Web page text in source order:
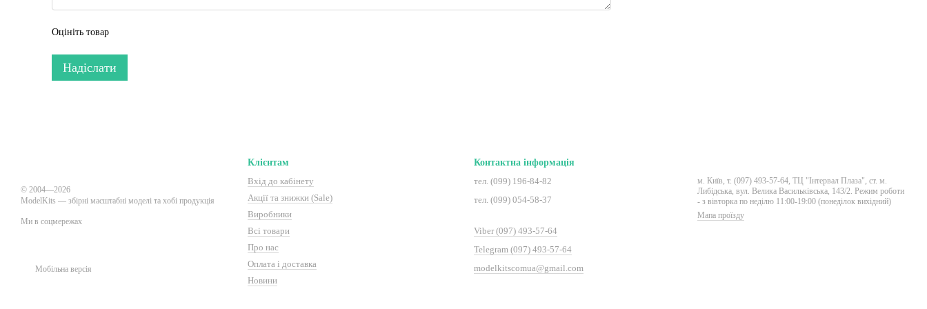
Оцініть товар
Надіслати
© 2004—2026
ModelKits — збірні масштабні моделі та хобі продукція
Ми в соцмережах
Мобільна версія
Клієнтам
Вхід до кабінету
Акції та знижки (Sale)
Виробники
Всі товари
Про нас
Оплата і доставка
Новини
Контактна інформація
тел. (099) 196-84-82
тел. (099) 054-58-37
Viber (097) 493-57-64
Telegram (097) 493-57-64
modelkitscomua@gmail.com
м. Київ, т. (097) 493-57-64, ТЦ "Інтервал Плаза", ст. м.
Либідська, вул. Велика Васильківська, 143/2. Режим роботи
- з вівторка по неділю 11:00-19:00 (понеділок вихідний)
Мапа проїзду